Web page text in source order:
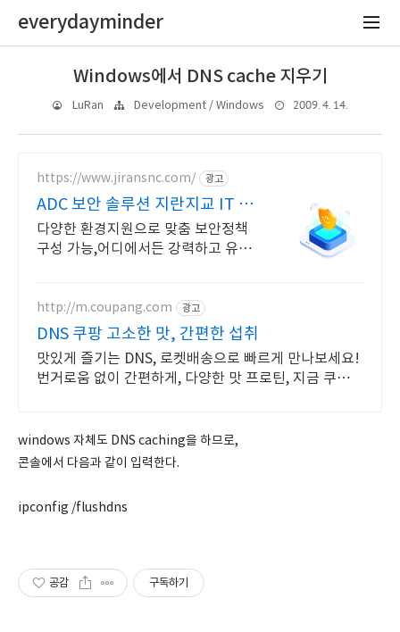
everydayminder
Windows에서 DNS cache 지우기
LuRan Development / Windows 2009. 4. 14.
https://www.jiransnc.com/ 광고
ADC 보안 솔루션 지란지교 IT 보
안솔루션 전문기업
다양한 환경지원으로 맞춤 보안정책
구성 가능,어디에서든 강력하고 유연
http://m.coupang.com 광고
DNS 쿠팡 고소한 맛, 간편한 섭취
맛있게 즐기는 DNS, 로켓배송으로 빠르게 만나보세요!
번거로움 없이 간편하게, 다양한 맛 프로틴, 지금 쿠팡에
windows 자체도 DNS caching을 하므로,
콘솔에서 다음과 같이 입력한다.
ipconfig /flushdns
공감 구독하기